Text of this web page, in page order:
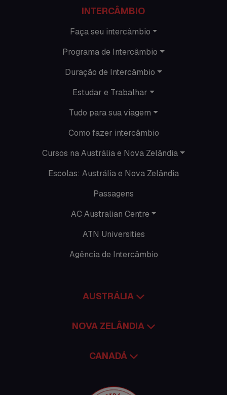
Informações gerais
Intercâmbio de férias
Minhas histórias na Austrália
Nova Zelândia
O que acontece na AC
Passeios
Promoções
Time Lapses
INTERCÂMBIO
Faça seu intercâmbio
Programa de Intercâmbio
Duração de Intercâmbio
Estudar e Trabalhar
Tudo para sua viagem
Como fazer intercâmbio
Cursos na Austrália e Nova Zelândia
Escolas: Austrália e Nova Zelândia
Passagens
AC Australian Centre
ATN Universities
Agência de Intercâmbio
AUSTRÁLIA
NOVA ZELÂNDIA
CANADÁ